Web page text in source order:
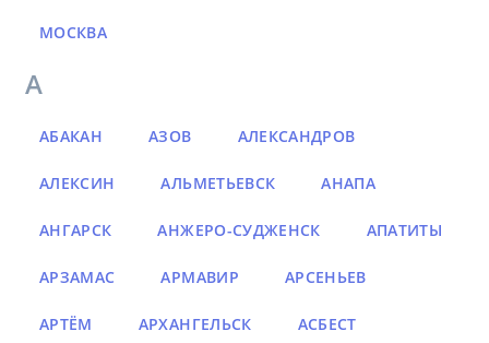
МОСКВА
А
АБАКАН АЗОВ АЛЕКСАНДРОВ
АЛЕКСИН АЛЬМЕТЬЕВСК АНАПА
АНГАРСК АНЖЕРО-СУДЖЕНСК АПАТИТЫ
АРЗАМАС АРМАВИР АРСЕНЬЕВ
АРТЁМ АРХАНГЕЛЬСК АСБЕСТ